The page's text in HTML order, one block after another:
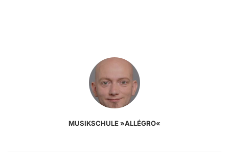
MUSIKSCHULE »ALLÉGRO«